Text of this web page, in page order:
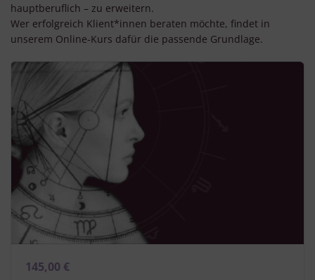
hauptberuflich – zu erweitern.
Wer erfolgreich Klient*innen beraten möchte, findet in
unserem Online-Kurs dafür die passende Grundlage.
145,00 €